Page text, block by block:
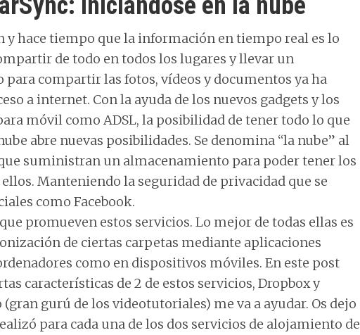
y hace tiempo que la información en tiempo real es lo
de todo en todos los lugares y llevar un
para compartir las fotos, vídeos y documentos ya ha
a internet. Con la ayuda de los nuevos gadgets y los
móvil como ADSL, la posibilidad de tener todo lo que
abre nuevas posibilidades. Se denomina “la nube” al
suministran un almacenamiento para poder tener los
Manteniendo la seguridad de privacidad que se
como Facebook.
promueven estos servicios. Lo mejor de todas ellas es
de ciertas carpetas mediante aplicaciones
como en dispositivos móviles. En este post
características de 2 de estos servicios, Dropbox y
(gran gurú de los videotutoriales) me va a ayudar. Os dejo
para cada una de los dos servicios de alojamiento de